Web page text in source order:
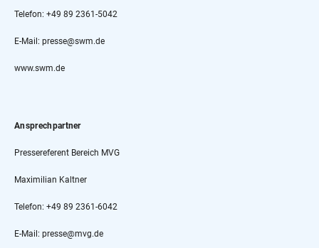
Telefon: +49 89 2361-5042
E-Mail: presse@swm.de
www.swm.de
Ansprechpartner
Pressereferent Bereich MVG
Maximilian Kaltner
Telefon: +49 89 2361-6042
E-Mail: presse@mvg.de